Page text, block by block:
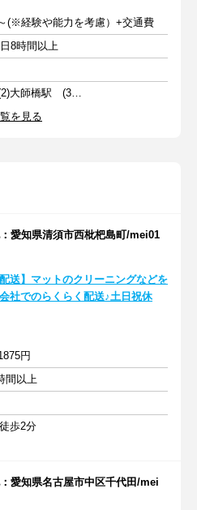
(※経験や能力を考慮）+交通費
8時間以上
(1)潮見駅 (2)大師橋駅 (3)三郷中央駅
を見る
愛知県清須市西枇杷島町/mei01
配送】マットのクリーニングなどを
社でのらくらく配送♪土日祝休
円
間以上
歩2分
愛知県名古屋市中区千代田/mei